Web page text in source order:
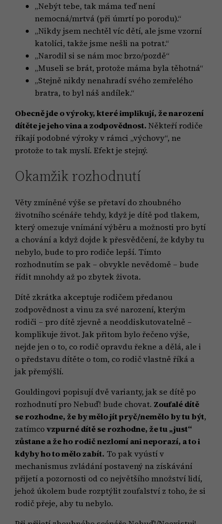
„Nebýt tebe, tak máma teď není
nemocná/mrtvá (při úmrtí po porodu).“
„Nikdy jsem nechtěl víc dětí, ale jsme vzorní
katolíci, takže jsme nešli na potrat.“
„Narodil si se nám moc brzo/pozdě“
„Museli se brát, protože máma byla těhotná“
„Stejně nikdy nenahradí svého zemřelého
bratra, to byl náš andílek.“
Obecně jde o výroky, které implikují, že narození
dítěte je jeho vina a zodpovědnost.Někteří rodiče
říkají podobné výroky v rámci „výchovy“, ne
protože to tak myslí. Efekt je stejný.
Okamžik rozhodnutí
Věty zmíněné výše se přetaví do zhoubného
životního scénáře tehdy, když je dítě pod tlakem,
který omezuje vnímání výběru a možnosti pro bytí
a chování a když dojde k přesvědčení, že kdyby tu
nebylo, bude to pro rodiče lepší. Tímto
rozhodnutím se pak – obvykle nevědomě – bude
řídit mnohdy až po zbytek života.
Dítě zkrátka akceptuje rodičem předanou
zodpovědnost a vinu za své narození, kterým
rodiči – pro dítě zjevně a neoddiskutovatelně –
komplikuje život. Jak přitom bylo řečeno výše,
nejde jen o to, co rodič opravdu řekne a dělá, ale i
o představu dítěte o tom, co rodič vlastně říká a
jak přemýšlí.
Gouldingovi popisují dvě varianty, jak se dítě po
rozhodnutí pro Nebuď! bude chovat. Zoufalé dítě
se rozhodne, že by mělo jít pryč/nemělo by tu být,
zatímcovzpurné dítě se rozhodne, že tu „just“
zůstane a že ho rodič nezlomí ani neporazí, a to i
kdyby ho to mělo zabít. To pak vyústí v
mechanismus zvládání postavený na získávání
přijetí a pozornosti od co největšího množství lidí,
jehož úkolem bude rozptýlit zoufalství z toho, že si
rodič přeje, aby tu nebylo.